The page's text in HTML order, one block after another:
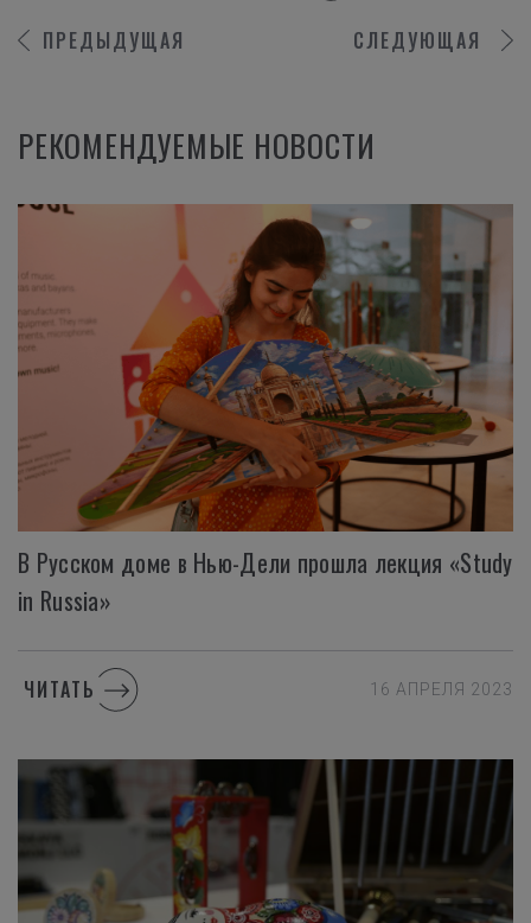
ПРЕДЫДУЩАЯ СЛЕДУЮЩАЯ
РЕКОМЕНДУЕМЫЕ НОВОСТИ
В Русском доме в Нью-Дели прошла лекция «Study
in Russia»
ЧИТАТЬ 16 АПРЕЛЯ 2023